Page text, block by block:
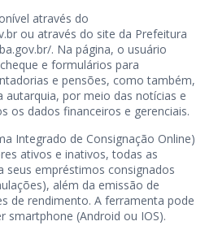
através do
ou através do site da Prefeitura
. Na página, o usuário
e formulários para
e pensões, como também,
autarquia, por meio das notícias e
os dados financeiros e gerenciais.
Integrado de Consignação Online)
ativos e inativos, todas as
seus empréstimos consignados
além da emissão de
de rendimento. A ferramenta pode
smartphone (Android ou IOS).